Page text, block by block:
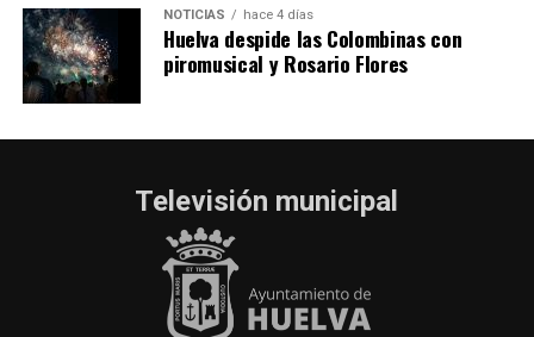
NOTICIAS hace 4 días
Huelva despide las Colombinas con
piromusical y Rosario Flores
Televisión municipal